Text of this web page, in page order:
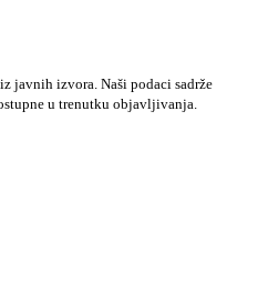
javnih izvora. Naši podaci sadrže
u trenutku objavljivanja.